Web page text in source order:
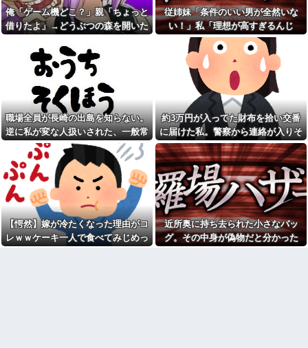
息子の彼女が家に来た時に、
我が家を舐めるように隅々まで
見た。その次の瞬間、女がとん
でもない一言
夫と姑が私の飼い猫を連れ去
って川に捨てた。それで離婚し
た数か月後、隣の市で保護され
ていた猫が私のもとに…
保育園にフリーランスで預け
ているけど、就労の証明で確定
申告の写しを求められた。これ
おかしくない？
私「私と結婚して幸せ？」旦
那「お前もそう思うだろ？」→
その返事が忘れられず、後日ま
さかの展開に…
岡田斗司夫「人間の本音とし
てブサイクを見たら不愉快にな
る。この責任をどうとるんだ」
【速報】ルフィの幹部、懲役
20年に決定する←コレは妥当
か？？？？？？？
シャウエッセン公式、またこ
【速報】憂国の士河合ゆうす
け議員、埼玉県知事選に立候補
表明
元職場の要注意オバサン、引
っ越し先でご近所になり粘着開
始！！「どこまで送って！」か
ら始まり半年も経つと「お金貸
してくれない？」断ると翌日、
玄関前にゴミが置かれる
【驚愕】サークルで付き合っ
た男が既婚者だった！しかも妻
から直接電話が来たんだがｗｗ
ｗｗ
引越して一週間経った頃、隣
の奥さんから「掃除機の音がう
るさい」と苦情があった。静か
に暮らしていたはずなのに、原
因を探るとまさかの事実が…
うちの子が危篤状態で産まれ
てＮＩＣＵに搬送されたと聴い
て、義兄嫁が｢うちの子達に赤ち
ゃん見せたい｣といってきた
【緊急】俺の友人の離婚が決
俺「ゲーム機どこ？」親「ちょっと
借りたよ」→どうぶつの森を開いた
て…
従姉妹「条件のいい男が全然いな
い！」私「理想が高すぎるんじ
ゃ…？」→婚活の愚痴を聞き続けた
結果…
職場全員が長崎の出島を知らない。
逆に私が変な人扱いされた、一般常
識だと思ってたのに
約3万円が入ってた財布を拾い交番
に届けた私。警察から連絡が入りそ
の金が私のものになった結果...
【愕然】嫁が冷たくなった理由がコ
レｗｗケーキ一人で食べてみじめっ
近所奥に持ち去られた小さなバッ
グ。その中身が偽物だと分かった